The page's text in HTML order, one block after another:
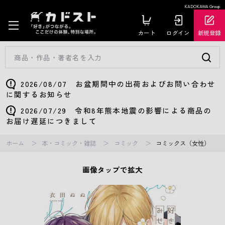
KADOKAWA Group
カート ログイン 新規登録
2026/08/07 お盆期間中の出荷およびお問い合わせ
に関するお知らせ
2026/07/29 令和8年熊本地震の影響による商品の
お届け遅延につきまして
ホーム 本・コミック・雑誌 コミック コミックス（女性）
画像タップで拡大